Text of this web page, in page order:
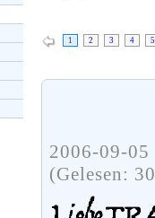
1 2 3 4 5
2006-09-
(Gelesen: